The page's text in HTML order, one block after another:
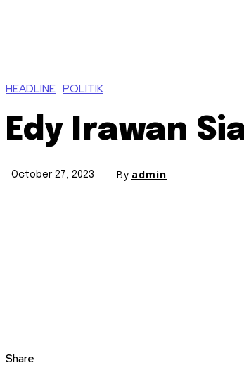
HEADLINE POLITIK
Edy Irawan
October 27, 2023 By admin
Share